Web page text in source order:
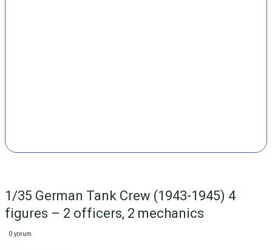
1/35 German Tank Crew (1943-1945) 4
figures – 2 officers, 2 mechanics
0 yorum